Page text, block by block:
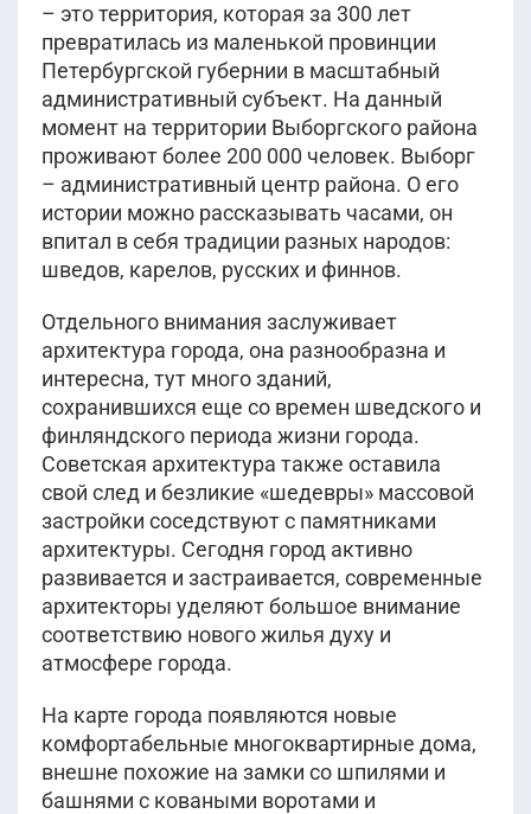
– это территория, которая за 300 лет
превратилась из маленькой провинции
Петербургской губернии в масштабный
административный субъект. На данный
момент на территории Выборгского района
проживают более 200 000 человек. Выборг
– административный центр района. О его
истории можно рассказывать часами, он
впитал в себя традиции разных народов:
шведов, карелов, русских и финнов.
Отдельного внимания заслуживает
архитектура города, она разнообразна и
интересна, тут много зданий,
сохранившихся еще со времен шведского и
финляндского периода жизни города.
Советская архитектура также оставила
свой след и безликие «шедевры» массовой
застройки соседствуют с памятниками
архитектуры. Сегодня город активно
развивается и застраивается, современные
архитекторы уделяют большое внимание
соответствию нового жилья духу и
атмосфере города.
На карте города появляются новые
комфортабельные многоквартирные дома,
внешне похожие на замки со шпилями и
башнями с коваными воротами и